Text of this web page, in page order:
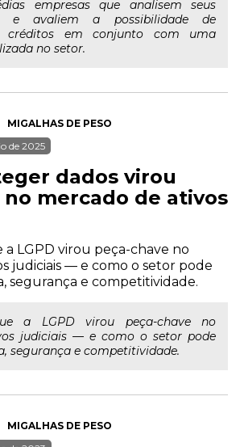
empresas que analisem seus
e avaliem a possibilidade de
créditos em conjunto com uma
no setor.
MIGALHAS DE PESO
de 2025
dados virou
mercado de ativos
LGPD virou peça-chave no
judiciais — e como o setor pode
segurança e competitividade.
a LGPD virou peça-chave no
judiciais — e como o setor pode
segurança e competitividade.
MIGALHAS DE PESO